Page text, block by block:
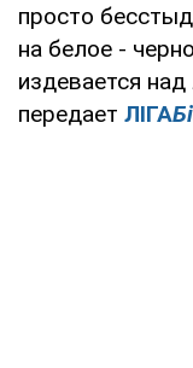
просто
на белое -
издевается
передает ЛIГА